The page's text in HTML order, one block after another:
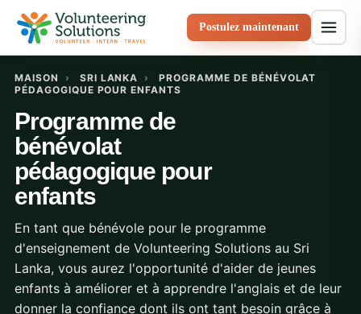
Postulez maintenant
MAISON › SRI LANKA ›
PROGRAMME DE BÉNÉVOLAT
PÉDAGOGIQUE POUR ENFANTS
Programme de
bénévolat
pédagogique pour
enfants
En tant que bénévole pour le programme
d'enseignement de Volunteering Solutions au Sri
Lanka, vous aurez l'opportunité d'aider de jeunes
enfants à améliorer et à apprendre l'anglais et de leur
donner la confiance dont ils ont tant besoin grâce à